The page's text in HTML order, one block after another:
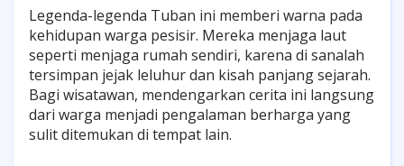
Legenda-legenda Tuban ini memberi warna pada
kehidupan warga pesisir. Mereka menjaga laut
seperti menjaga rumah sendiri, karena di sanalah
tersimpan jejak leluhur dan kisah panjang sejarah.
Bagi wisatawan, mendengarkan cerita ini langsung
dari warga menjadi pengalaman berharga yang
sulit ditemukan di tempat lain.